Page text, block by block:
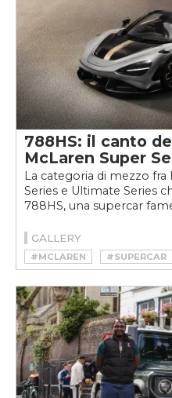
788HS: il canto
McLaren Super
La categoria di mezzo
Series e Ultimate Series
788HS, una supercar
GALLERY
#MCLAREN #SUPERCAR